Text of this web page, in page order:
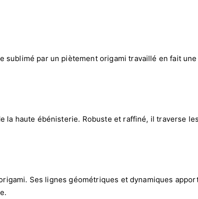
par un piètement origami travaillé en fait
la haute ébénisterie. Robuste et raffiné, il traverse
Ses lignes géométriques et dynamiques